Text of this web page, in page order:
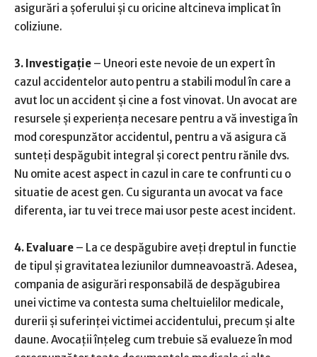
asigurări a șoferului și cu oricine altcineva implicat în
coliziune.
3. Investigație – Uneori este nevoie de un expert în
cazul accidentelor auto pentru a stabili modul în care a
avut loc un accident și cine a fost vinovat. Un avocat are
resursele și experiența necesare pentru a vă investiga în
mod corespunzător accidentul, pentru a vă asigura că
sunteți despăgubit integral și corect pentru rănile dvs.
Nu omite acest aspect in cazul in care te confrunti cu o
situatie de acest gen. Cu siguranta un avocat va face
diferenta, iar tu vei trece mai usor peste acest incident.
4. Evaluare – La ce despăgubire aveți dreptul in functie
de tipul și gravitatea leziunilor dumneavoastră. Adesea,
compania de asigurări responsabilă de despăgubirea
unei victime va contesta suma cheltuielilor medicale,
durerii și suferinței victimei accidentului, precum și alte
daune. Avocații înțeleg cum trebuie să evalueze în mod